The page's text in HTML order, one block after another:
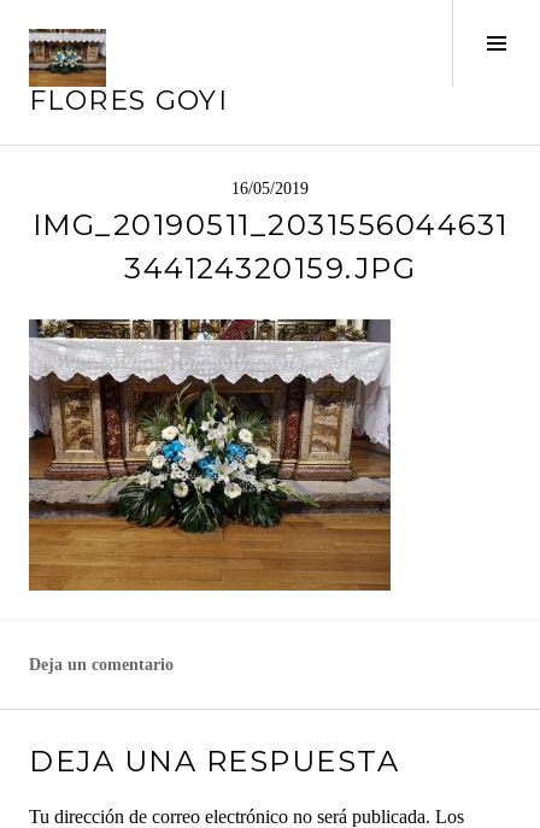
contenido
FLORES GOYI
16/05/2019
IMG_20190511_2031556044631
344124320159.JPG
Deja un comentario
DEJA UNA RESPUESTA
Tu dirección de correo electrónico no será publicada. Los